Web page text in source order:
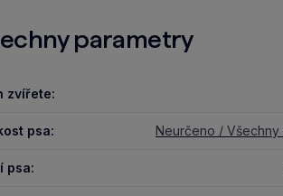
parametry
zvířete:
psa: Neurčeno / Všechny
psa: